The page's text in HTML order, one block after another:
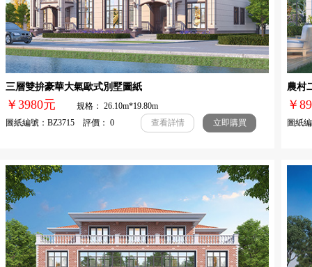
三層雙拚豪華大氣歐式別墅圖紙
￥3980元
規格： 26.10m*19.80m
圖紙編號：BZ3715 評價： 0
查看詳情 立即購買
農村
￥
圖紙編